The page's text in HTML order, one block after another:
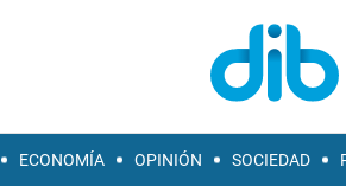
ECONOMÍA OPINIÓN SOCIEDAD